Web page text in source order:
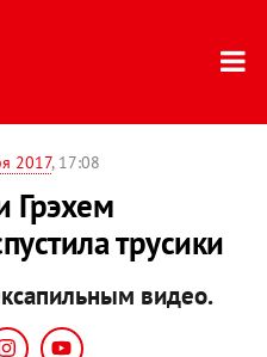
2017, 17:08
Грэхем
трусики
видео.